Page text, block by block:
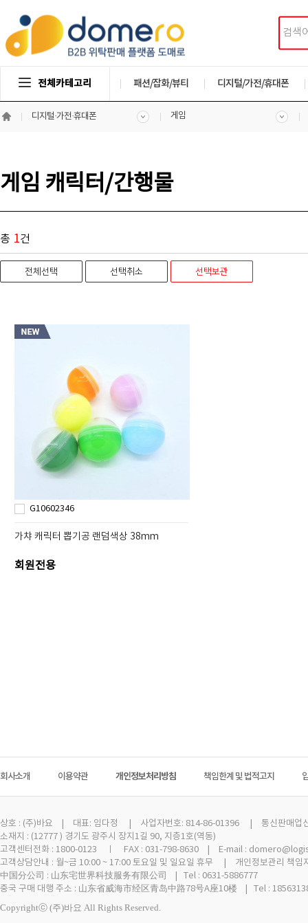
전체카테고리 패션/잡화/뷰티 디지털/가전/휴대폰
디지털·가전·휴대폰 게임
게임 캐릭터/간행물
총 1건
G10602346
가챠 캐릭터 뽑기공 랜덤색상 38mm
회원전용
회사소개 이용약관 개인정보처리방침 책임한계 및 법적고지
상호 : (주)바요 | 대표: 임다정 | 사업자번호: 814-86-01396 | 통신판매업신
소재지 : (12777 ) 경기도 광주시 장지1길 90, 지층1호(역동)
고객센터전화 : 1800-0123 ㅣ FAX : 031-798-8630 | E-mail :
고객상담안내 : 월~금 10:00 ~ 17:00 토요일 및 일요일 휴무 | 개인정보관리 책임
中国分公司 : 山东宅世界科技服务有限公司 | Tel : 0631-5886777
중국 구매 대행 주소 : 山东省威海市经区青岛中路78号A座10楼 | Tel :
Copyrightⓒ (주)바요 All Rights Reserved.